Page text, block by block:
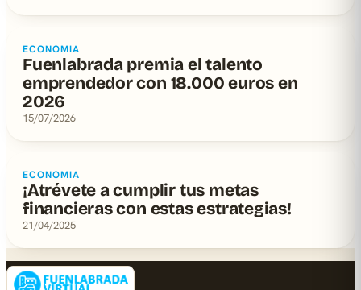
ECONOMIA
Fuenlabrada premia el talento
emprendedor con 18.000 euros en
2026
15/07/2026
ECONOMIA
¡Atrévete a cumplir tus metas
financieras con estas estrategias!
21/04/2025